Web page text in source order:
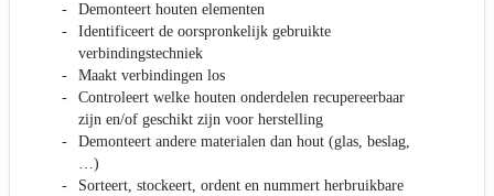
Demonteert houten elementen
Identificeert de oorspronkelijk gebruikte
verbindingstechniek
Maakt verbindingen los
Controleert welke houten onderdelen recupereerbaar
zijn en/of geschikt zijn voor herstelling
Demonteert andere materialen dan hout (glas, beslag,
…)
Sorteert, stockeert, ordent en nummert herbruikbare